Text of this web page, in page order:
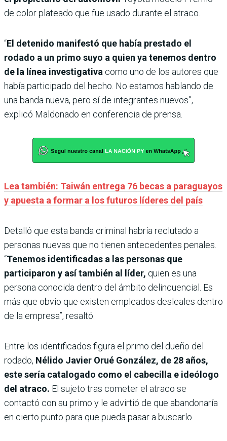
de color plateado que fue usado durante el atraco.
“El detenido manifestó que había prestado el
rodado a un primo suyo a quien ya tenemos dentro
de la línea investigativa como uno de los autores que
había participado del hecho. No estamos hablando de
una banda nueva, pero sí de integrantes nuevos”,
explicó Maldonado en conferencia de prensa.
Lea también: Taiwán entrega 76 becas a paraguayos
y apuesta a formar a los futuros líderes del país
Detalló que esta banda criminal habría reclutado a
personas nuevas que no tienen antecedentes penales.
“Tenemos identificadas a las personas que
participaron y así también al líder, quien es una
persona conocida dentro del ámbito delincuencial. Es
más que obvio que existen empleados desleales dentro
de la empresa”, resaltó.
Entre los identificados figura el primo del dueño del
rodado, Nélido Javier Orué González, de 28 años,
este sería catalogado como el cabecilla e ideólogo
del atraco. El sujeto tras cometer el atraco se
contactó con su primo y le advirtió de que abandonaría
en cierto punto para que pueda pasar a buscarlo.